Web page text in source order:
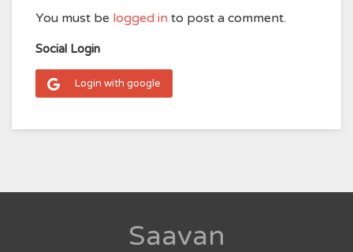
You must be logged in to post a comment.
Social Login
Login with google
Saavan